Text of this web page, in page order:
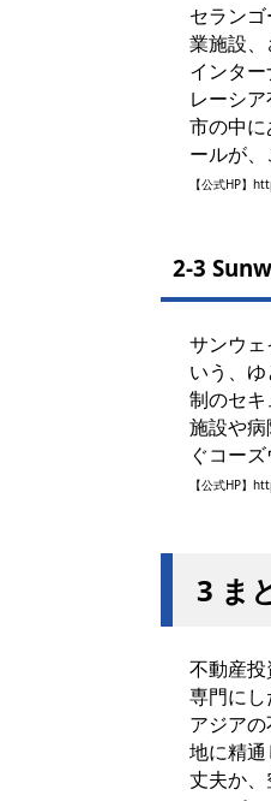
セラン
業施設
インタ
レーシ
市の中
ールが
【公式HP】
2-3
サンウ
いう、
制のセ
施設や
ぐコー
【公式HP】
3 ま
不動産
専門に
アジア
地に精
丈夫か